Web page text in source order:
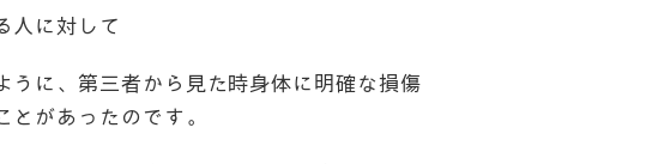
人に対して
うに、第三者から見た時身体に明確な損傷
があったのです。